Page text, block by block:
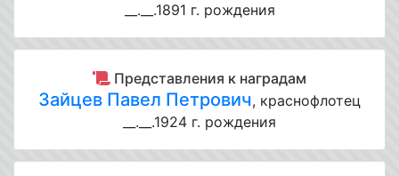
__.__.1891 г. рождения
Представления к наградам
Зайцев Павел Петрович, краснофлотец
__.__.1924 г. рождения